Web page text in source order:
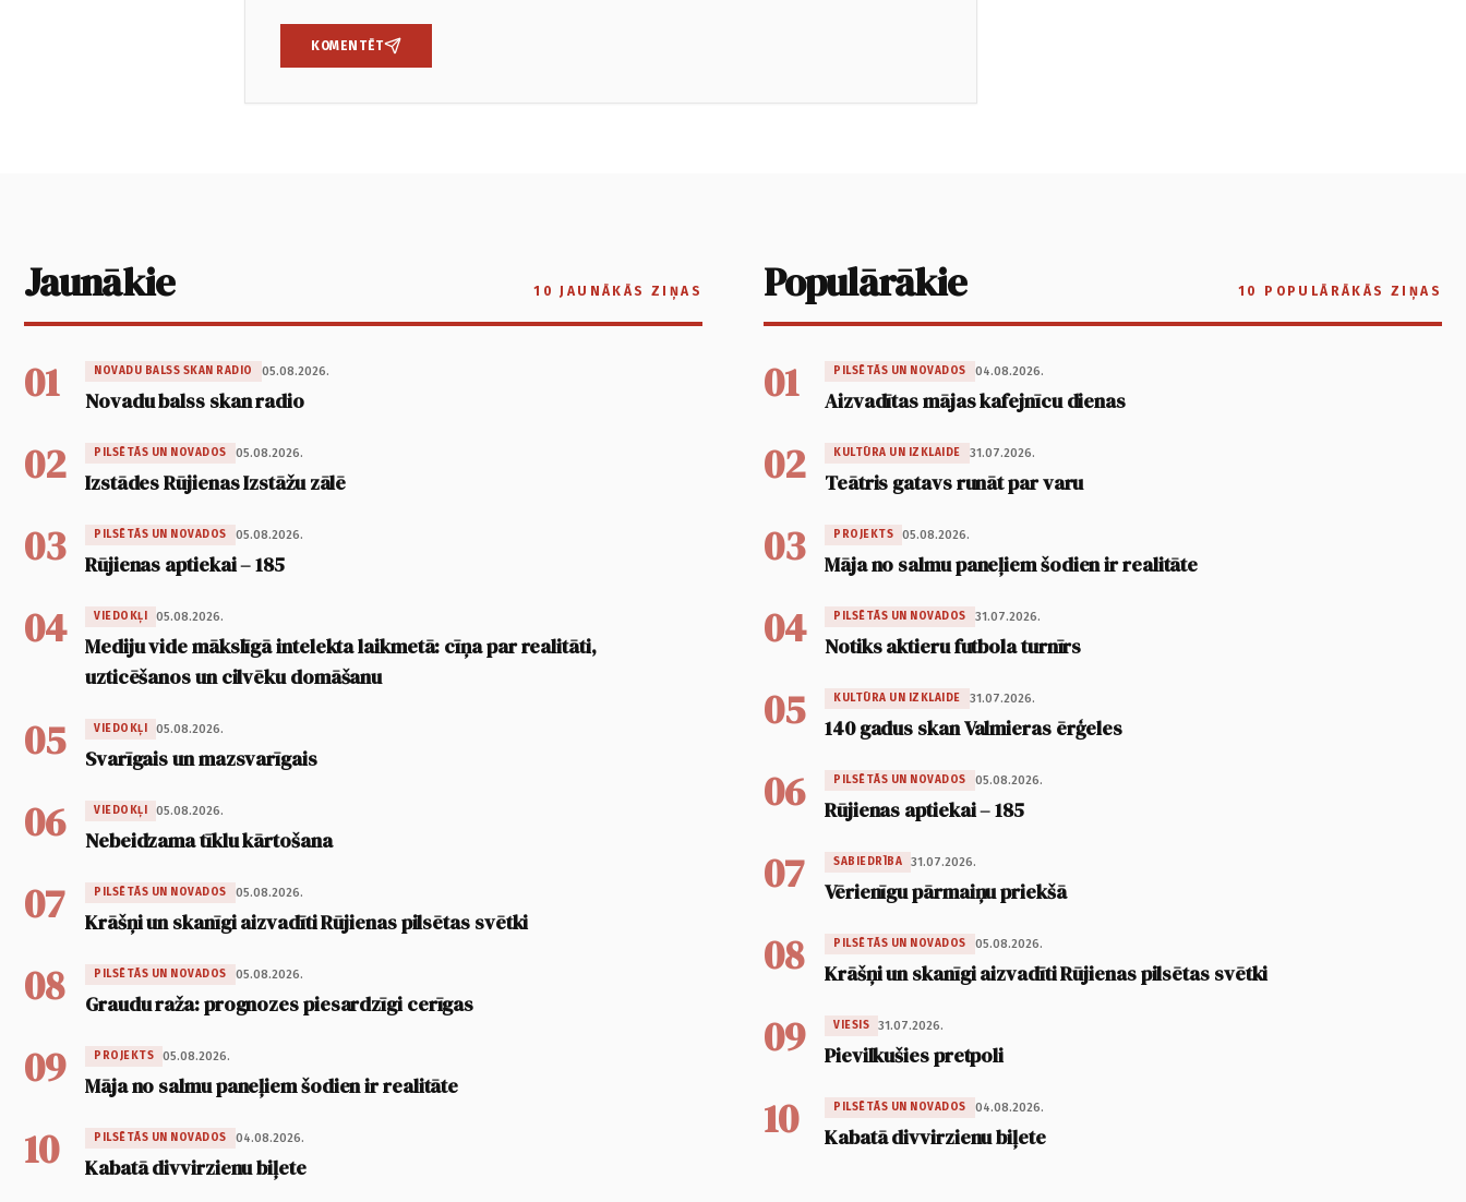
KOMENTĒT
Jaunākie 10 JAUNĀKĀS ZIŅAS
01 NOVADU BALSS SKAN RADIO 05.08.2026.
Novadu balss skan radio
02 PILSĒTĀS UN NOVADOS 05.08.2026.
Izstādes Rūjienas Izstāžu zālē
03 PILSĒTĀS UN NOVADOS 05.08.2026.
Rūjienas aptiekai – 185
04 VIEDOKĻI 05.08.2026.
Mediju vide mākslīgā intelekta laikmetā: cīņa par realitāti,
uzticēšanos un cilvēku domāšanu
05 VIEDOKĻI 05.08.2026.
Svarīgais un mazsvarīgais
06 VIEDOKĻI 05.08.2026.
Nebeidzama tīklu kārtošana
07 PILSĒTĀS UN NOVADOS 05.08.2026.
Krāšņi un skanīgi aizvadīti Rūjienas pilsētas svētki
08 PILSĒTĀS UN NOVADOS 05.08.2026.
Graudu raža: prognozes piesardzīgi cerīgas
09 PROJEKTS 05.08.2026.
Māja no salmu paneļiem šodien ir realitāte
10 PILSĒTĀS UN NOVADOS 04.08.2026.
Kabatā divvirzienu biļete
Populārākie 10 POPULĀRĀKĀS ZIŅAS
01 PILSĒTĀS UN NOVADOS 04.08.2026.
Aizvadītas mājas kafejnīcu dienas
02 KULTŪRA UN IZKLAIDE 31.07.2026.
Teātris gatavs runāt par varu
03 PROJEKTS 05.08.2026.
Māja no salmu paneļiem šodien ir realitāte
04 PILSĒTĀS UN NOVADOS 31.07.2026.
Notiks aktieru futbola turnīrs
05 KULTŪRA UN IZKLAIDE 31.07.2026.
140 gadus skan Valmieras ērģeles
06 PILSĒTĀS UN NOVADOS 05.08.2026.
Rūjienas aptiekai – 185
07 SABIEDRĪBA 31.07.2026.
Vērienīgu pārmaiņu priekšā
08 PILSĒTĀS UN NOVADOS 05.08.2026.
Krāšņi un skanīgi aizvadīti Rūjienas pilsētas svētki
09 VIESIS 31.07.2026.
Pievilkušies pretpoli
10 PILSĒTĀS UN NOVADOS 04.08.2026.
Kabatā divvirzienu biļete